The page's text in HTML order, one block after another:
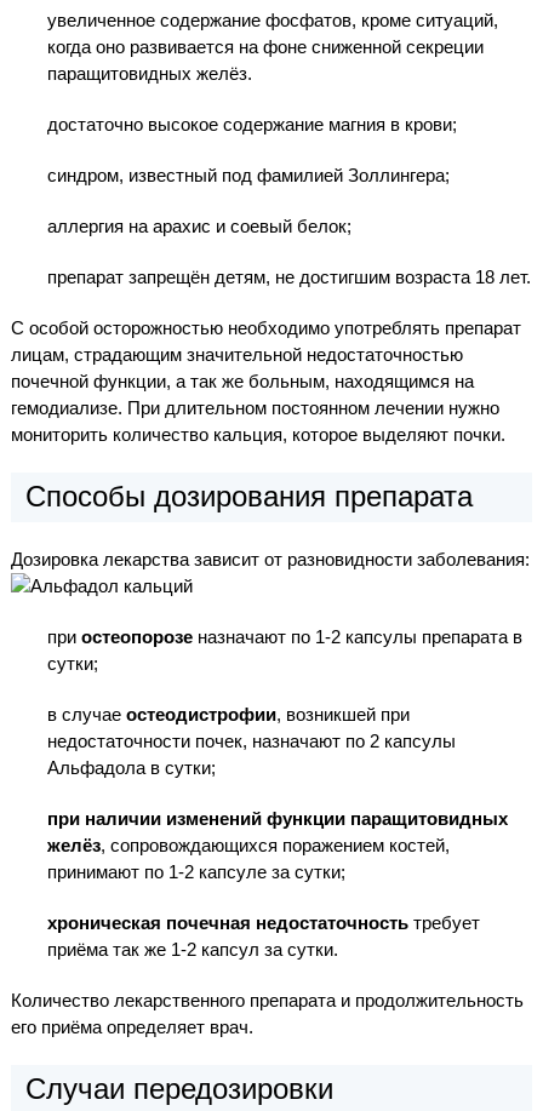
увеличенное содержание фосфатов, кроме ситуаций,
когда оно развивается на фоне сниженной секреции
паращитовидных желёз.
достаточно высокое содержание магния в крови;
синдром, известный под фамилией Золлингера;
аллергия на арахис и соевый белок;
препарат запрещён детям, не достигшим возраста 18 лет.
С особой осторожностью необходимо употреблять препарат
лицам, страдающим значительной недостаточностью
почечной функции, а так же больным, находящимся на
гемодиализе. При длительном постоянном лечении нужно
мониторить количество кальция, которое выделяют почки.
Способы дозирования препарата
Дозировка лекарства зависит от разновидности заболевания:
при остеопорозеназначают по 1-2 капсулы препарата в
сутки;
в случае остеодистрофии, возникшей при
недостаточности почек, назначают по 2 капсулы
Альфадола в сутки;
при наличии изменений функции паращитовидных
желёз, сопровождающихся поражением костей,
принимают по 1-2 капсуле за сутки;
хроническая почечная недостаточностьтребует
приёма так же 1-2 капсул за сутки.
Количество лекарственного препарата и продолжительность
его приёма определяет врач.
Случаи передозировки